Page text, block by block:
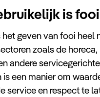
Meer
is
het geven van fooi heel
zoals de horeca,
andere
is een manier om
service en respect te